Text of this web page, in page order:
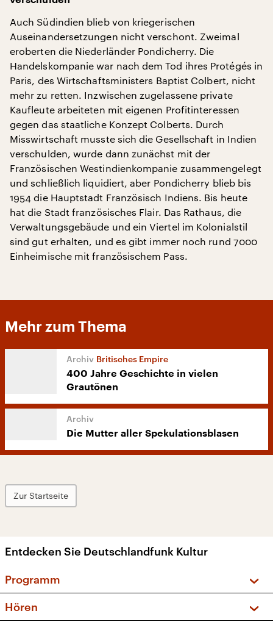
Auch Südindien blieb von kriegerischen
Auseinandersetzungen nicht verschont. Zweimal
eroberten die Niederländer Pondicherry. Die
Handelskompanie war nach dem Tod ihres Protégés in
Paris, des Wirtschaftsministers Baptist Colbert, nicht
mehr zu retten. Inzwischen zugelassene private
Kaufleute arbeiteten mit eigenen Profitinteressen
gegen das staatliche Konzept Colberts. Durch
Misswirtschaft musste sich die Gesellschaft in Indien
verschulden, wurde dann zunächst mit der
Französischen Westindienkompanie zusammengelegt
und schließlich liquidiert, aber Pondicherry blieb bis
1954 die Hauptstadt Französisch Indiens. Bis heute
hat die Stadt französisches Flair. Das Rathaus, die
Verwaltungsgebäude und ein Viertel im Kolonialstil
sind gut erhalten, und es gibt immer noch rund 7000
Einheimische mit französischem Pass.
Mehr zum Thema
Britisches Empire
400 Jahre Geschichte in vielen
Grautönen
Die Mutter aller Spekulationsblasen
Zur Startseite
Entdecken Sie Deutschlandfunk Kultur
Programm
Hören